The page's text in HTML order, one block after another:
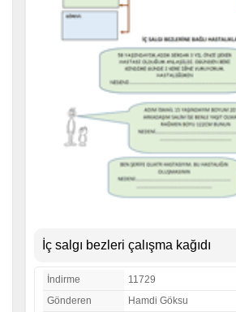
İç salgı bezleri çalışma kağıdı
İndirme
11729
Gönderen
Hamdi Göksu